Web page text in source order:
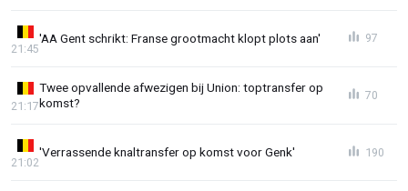
'AA Gent schrikt: Franse grootmacht klopt plots aan'
21:45
97
Twee opvallende afwezigen bij Union: toptransfer op
komst?
21:17
70
'Verrassende knaltransfer op komst voor Genk'
21:02
190